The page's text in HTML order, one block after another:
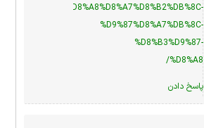
%D8%A8%D8%A7%D8%B2%DB%8C-
%D9%87%D8%A7%DB%8C-
%D8%B3%D9%87-
%D8%A8/
پاسخ دادن